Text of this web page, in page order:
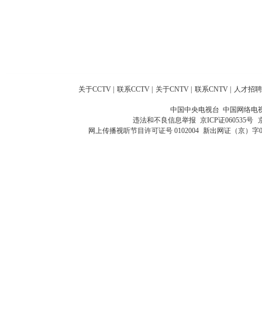
关于CCTV 联系CCTV 关于CNTV 联系CNTV 人才招聘
中国中央电视台 中国网络电
违法和不良信息举报 京ICP证060535号
网上传播视听节目许可证号 0102004 新出网证（京）